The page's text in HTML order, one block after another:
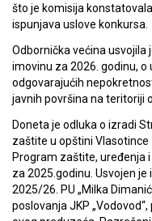
što je komisija
ispunjava uslove konkursa.
Odbornička većina usvojila
imovinu za 2026. godinu,
odgovarajućih
javnih površina na teritoriji
Doneta je odluka o izradi
zaštite u opštini
Program zaštite, uređenja
za 2025.godinu. Usvojen
2025/26. PU „Milka
poslovanja JKP